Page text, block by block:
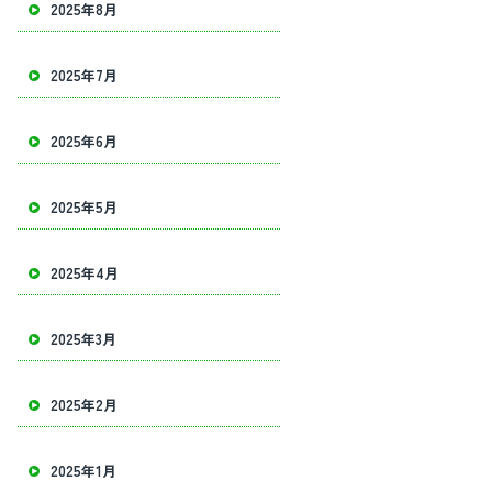
2025年8月
2025年7月
2025年6月
2025年5月
2025年4月
2025年3月
2025年2月
2025年1月